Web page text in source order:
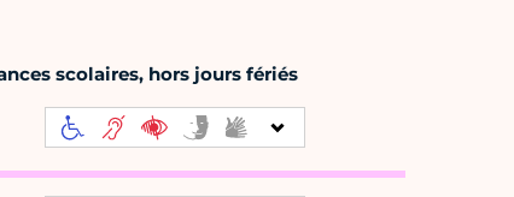
scolaires, hors jours fériés